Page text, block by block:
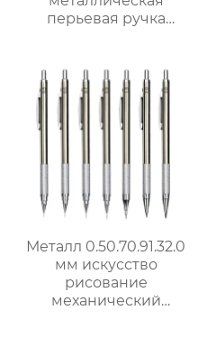
перьевая ручка
ручка
Металл 0.50.70.91.32.0
мм искусство
рисование
механический